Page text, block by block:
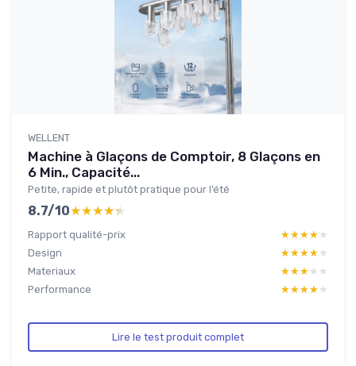
WELLENT
Machine à Glaçons de Comptoir, 8 Glaçons en
6 Min., Capacité...
Petite, rapide et plutôt pratique pour l’été
8.7/10★★★★★
★★★★★
Rapport qualité-prix ★★★★★
★★★★★
Design
★★★★★
★★★★★
Materiaux
★★★★★
★★★★★
Performance
★★★★★
★★★★★
Lire le test produit complet